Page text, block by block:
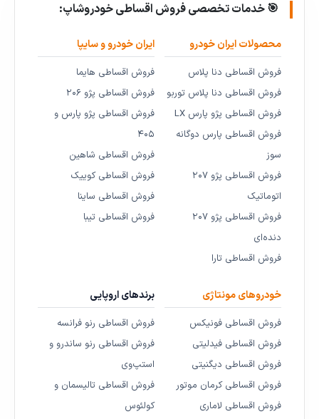
🎯 خدمات تخصصی فروش اقساطی خودروشاپ:
محصولات ایران خودرو
فروش اقساطی دنا پلاس
فروش اقساطی دنا پلاس توربو
فروش اقساطی پژو پارس LX
فروش اقساطی پارس دوگانه
سوز
فروش اقساطی پژو ۲۰۷
اتوماتیک
فروش اقساطی پژو ۲۰۷
دنده‌ای
فروش اقساطی تارا
ایران خودرو و سایپا
فروش اقساطی هایما
فروش اقساطی پژو ۲۰۶
فروش اقساطی پژو پارس و
۴۰۵
فروش اقساطی شاهین
فروش اقساطی کوییک
فروش اقساطی ساینا
فروش اقساطی تیبا
خودروهای مونتاژی
فروش اقساطی فونیکس
فروش اقساطی فیدلیتی
فروش اقساطی دیگنیتی
فروش اقساطی کرمان موتور
فروش اقساطی لاماری
برندهای اروپایی
فروش اقساطی رنو فرانسه
فروش اقساطی رنو ساندرو و
استپ‌وی
فروش اقساطی تالیسمان و
کولئوس